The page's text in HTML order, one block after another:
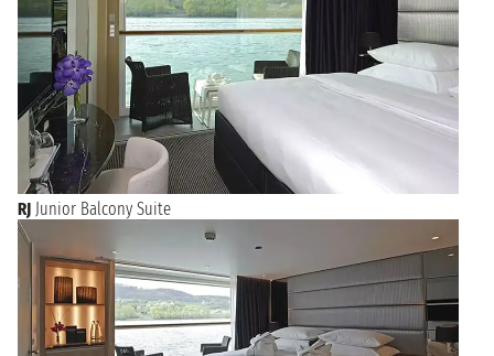
RJ Junior Balcony Suite